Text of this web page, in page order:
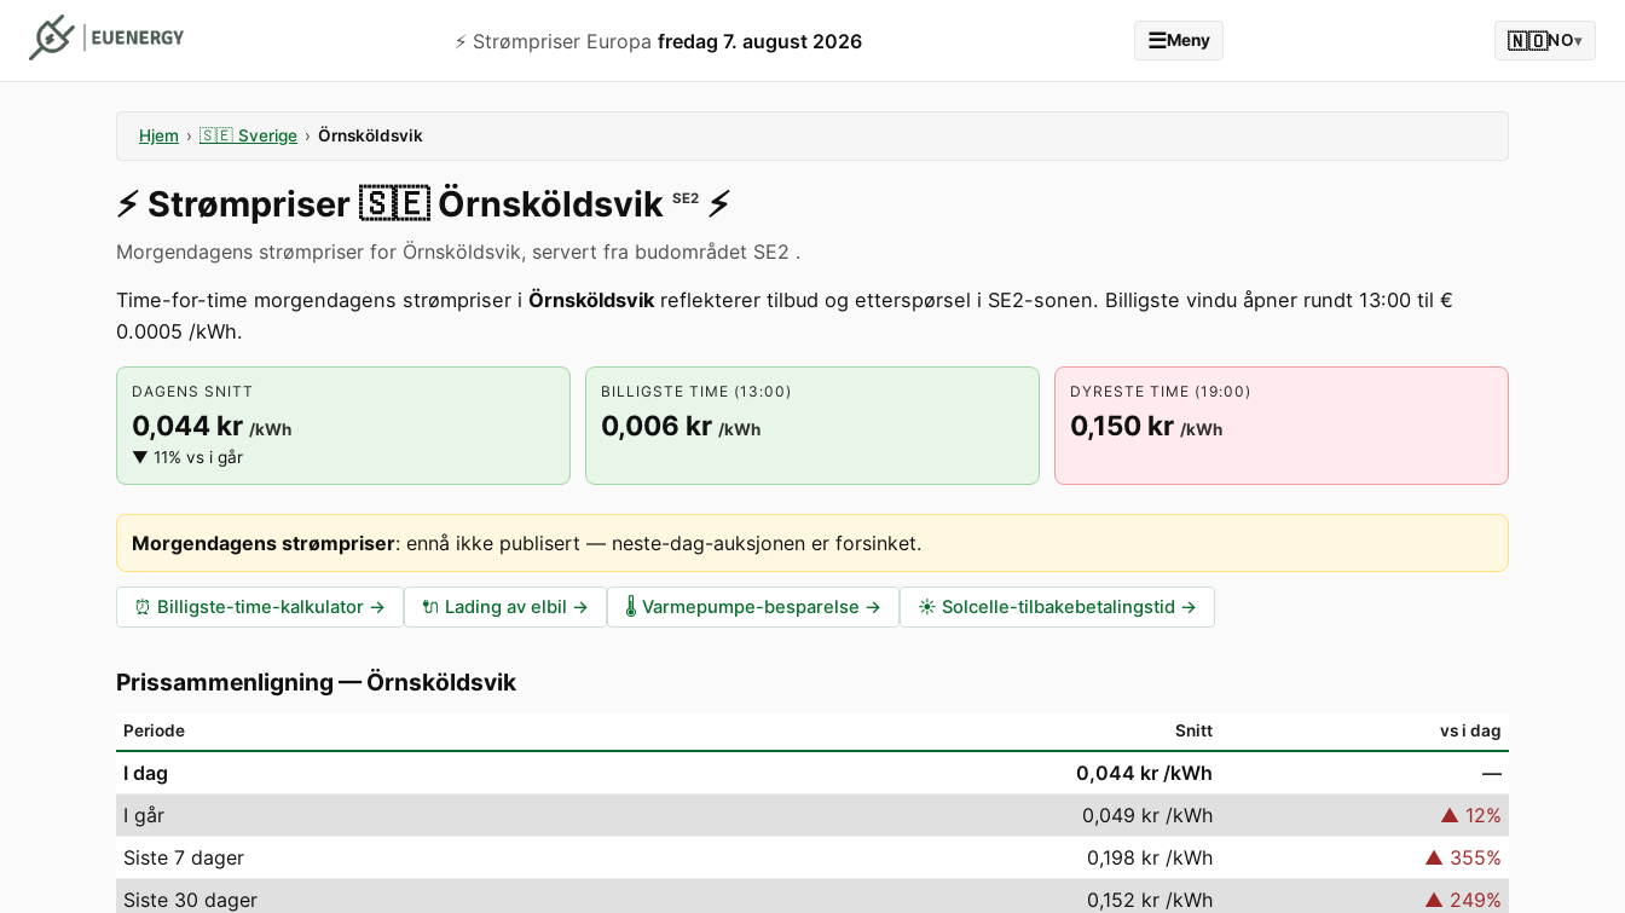
⚡️ Strømpriser Europa fredag 7. august 2026 ☰Meny 🇳🇴NO▾
Hjem › 🇸🇪 Sverige › Örnsköldsvik
⚡️ Strømpriser 🇸🇪 Örnsköldsvik SE2 ⚡️
Morgendagens strømpriser for Örnsköldsvik, servert fra budområdet SE2 .
Time-for-time morgendagens strømpriser i Örnsköldsvikreflekterer tilbud og etterspørsel i SE2-sonen. Billigste vindu åpner rundt 13:00 til €
0.0005 /kWh.
DAGENS SNITT
0,044 kr /kWh
▼ 11% vs i går
BILLIGSTE TIME (13:00)
0,006 kr /kWh
DYRESTE TIME (19:00)
0,150 kr /kWh
Morgendagens strømpriser: ennå ikke publisert — neste-dag-auksjonen er forsinket.
⏰ Billigste-time-kalkulator → 🔌 Lading av elbil → 🌡️ Varmepumpe-besparelse → ☀️ Solcelle-tilbakebetalingstid →
Prissammenligning —Örnsköldsvik
Periode Snitt vs i dag
I dag 0,044 kr /kWh
—
I går
0,049 kr /kWh ▲ 12%
Siste 7 dager
0,198 kr /kWh ▲ 355%
Siste 30 dager
0,152 kr /kWh ▲ 249%